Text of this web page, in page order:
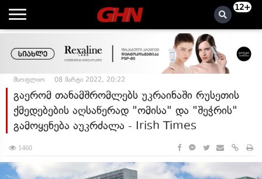
12+
მსოფლიო 08 მარტი 2022, 20:22
გაერომ თანამშრომლებს უკრაინაში რუსეთის
ქმედებების აღსაწერად "ომისა" და "შეჭრის"
გამოყენება აუკრძალა - Irish Times
1460